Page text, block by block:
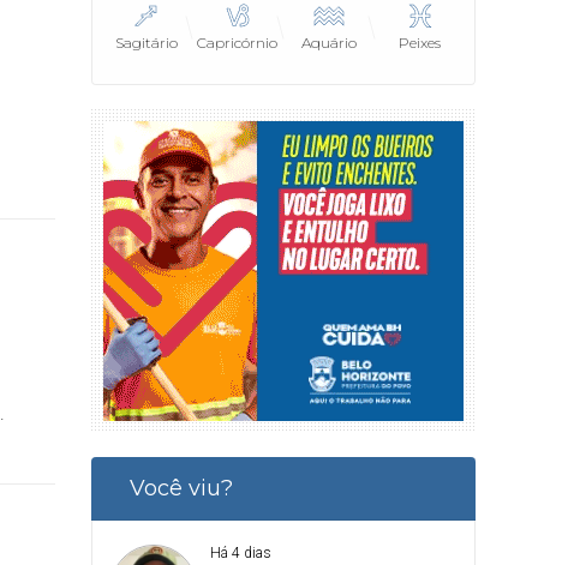
Sagitário Capricórnio Aquário Peixes
Você viu?
Há 4 dias